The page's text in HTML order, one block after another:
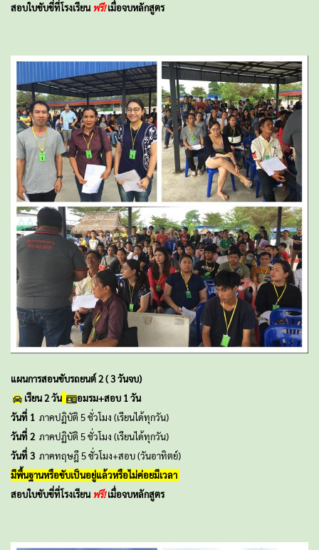
สอบใบขับขี่ที่โรงเรียนฟรี!เมื่อจบหลักสูตร
แผนการสอนขับรถยนต์ 2 ( 3 วันจบ)
เรียน 2 วัน
อมรม+สอบ 1 วัน
วันที่ 1 ภาคปฏิบัติ 5 ชั่วโมง (เรียนได้ทุกวัน)
วันที่ 2 ภาคปฏิบัติ 5 ชั่วโมง (เรียนได้ทุกวัน)
วันที่ 3 ภาคทฤษฎี 5 ชั่วโมง+สอบ (วันอาทิตย์)
มีพื้นฐานหรือขับเป็นอยู่แล้วหรือไม่ค่อยมีเวลา
สอบใบขับขี่ที่โรงเรียนฟรี!เมื่อจบหลักสูตร